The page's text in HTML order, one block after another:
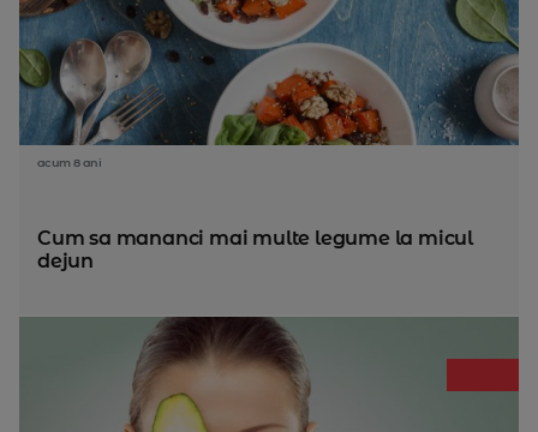
acum 8 ani
Cum sa mananci mai multe legume la micul
dejun